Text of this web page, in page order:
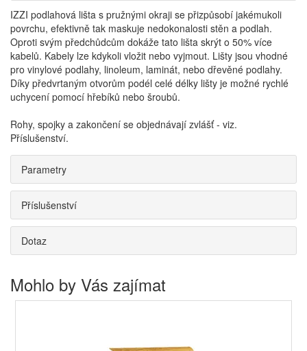
IZZI podlahová lišta s pružnými okraji se přizpůsobí jakémukoli
povrchu, efektivně tak maskuje nedokonalosti stěn a podlah.
Oproti svým předchůdcům dokáže tato lišta skrýt o 50% více
kabelů. Kabely lze kdykoli vložit nebo vyjmout. Lišty jsou vhodné
pro vinylové podlahy, linoleum, laminát, nebo dřevěné podlahy.
Díky předvrtaným otvorům podél celé délky lišty je možné rychlé
uchycení pomocí hřebíků nebo šroubů.
Rohy, spojky a zakončení se objednávají zvlášť - viz.
Příslušenství.
Parametry
Příslušenství
Dotaz
Mohlo by Vás zajímat